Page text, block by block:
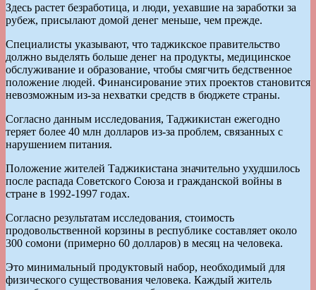
Здесь растет безработица, и люди, уехавшие на заработки за
рубеж, присылают домой денег меньше, чем прежде.
Специалисты указывают, что таджикское правительство
должно выделять больше денег на продукты, медицинское
обслуживание и образование, чтобы смягчить бедственное
положение людей. Финансирование этих проектов становится
невозможным из-за нехватки средств в бюджете страны.
Согласно данным исследования, Таджикистан ежегодно
теряет более 40 млн долларов из-за проблем, связанных с
нарушением питания.
Положение жителей Таджикистана значительно ухудшилось
после распада Советского Союза и гражданской войны в
стране в 1992-1997 годах.
Согласно результатам исследования, стоимость
продовольственной корзины в республике составляет около
300 сомони (примерно 60 долларов) в месяц на человека.
Это минимальный продуктовый набор, необходимый для
физического существования человека. Каждый житель